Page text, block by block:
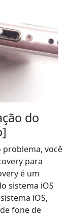
do
problema, você
para
é um
sistema iOS
iOS,
fone de